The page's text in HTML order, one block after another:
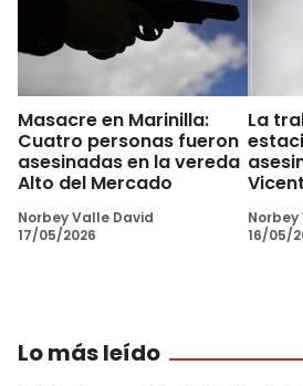
Masacre en Marinilla:
Cuatro personas fueron
asesinadas en la vereda
Alto del Mercado
Norbey Valle David
17/05/2026
La
16/05/
Lo más leído